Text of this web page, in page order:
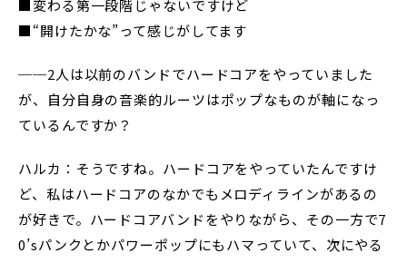
■変わる第一段階じゃないですけど
■“開けたかな”って感じがしてます
──2人は以前のバンドでハードコアをやっていました
が、自分自身の音楽的ルーツはポップなものが軸になっ
ているんですか？
ハルカ：そうですね。ハードコアをやっていたんですけ
ど、私はハードコアのなかでもメロディラインがあるの
が好きで。ハードコアバンドをやりながら、その一方で7
0’sパンクとかパワーポップにもハマっていて、次にやる